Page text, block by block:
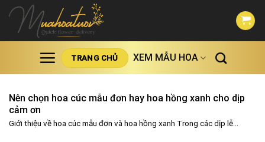
Skip
content
TRANG CHỦ XEM MẪU HOA
Nên chọn hoa cúc mẫu đơn hay hoa hồng xanh cho dịp
cảm ơn
Giới thiệu về hoa cúc mẫu đơn và hoa hồng xanh Trong các dịp lễ...